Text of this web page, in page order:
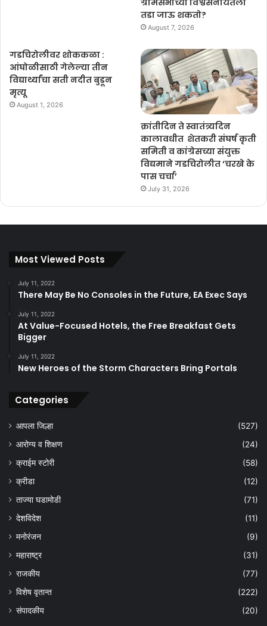
तडा जाऊ शकतो?
August 7, 2026
गडचिरोलीवर शोककळा :
आंघोळीसाठी गेलेल्या तीन
विद्यार्थ्यांचा सती नदीत बुडून
मृत्यू
August 1, 2026
क्रांतीदिन ते स्वातंत्र्यदिन
कालावधीत शेतकरी संघर्ष कृती
समिती व कांग्रेसच्या संयुक्त
विद्यमाने गडचिरोलीत ‘चरखे के
पास चर्चा’
July 31, 2026
Most Viewed Posts
July 11, 2022
There May Be No Consoles in the Future, EA Exec Says
July 11, 2022
At Value-Focused Hotels, the Free Breakfast Gets
Bigger
July 11, 2022
New Heroes of the Storm Characters Bring Portals
Categories
आपला जिल्हा
(527)
आरोग्य व शिक्षण
(24)
क्राईम स्टोरी
(58)
क्रीडा
(12)
ताज्या घडामोडी
(71)
देशविदेश
(11)
मनोरंजन
(9)
महाराष्ट्र
(31)
राजकीय
(77)
विशेष वृतान्त
(222)
संपादकीय
(20)